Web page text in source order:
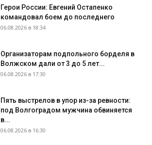
Герои России: Евгений Остапенко
командовал боем до последнего
06.08.2026 в 18:34
Организаторам подпольного борделя в
Волжском дали от 3 до 5 лет...
06.08.2026 в 17:30
Пять выстрелов в упор из-за ревности:
под Волгоградом мужчина обвиняется
в...
06.08.2026 в 16:30